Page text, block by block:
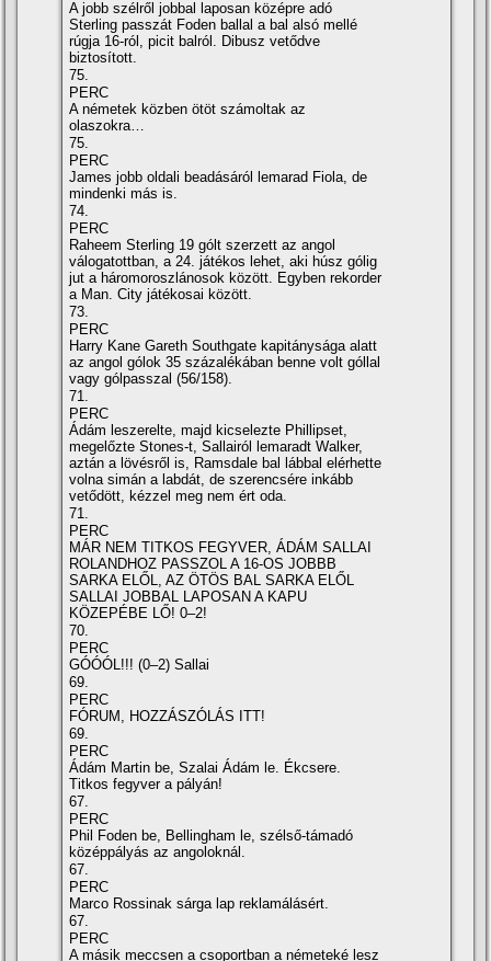
A jobb szélről jobbal laposan középre adó
Sterling passzát Foden ballal a bal alsó mellé
rúgja 16-ról, picit balról. Dibusz vetődve
biztosított.
75.
PERC
A németek közben ötöt számoltak az
olaszokra…
75.
PERC
James jobb oldali beadásáról lemarad Fiola, de
mindenki más is.
74.
PERC
Raheem Sterling 19 gólt szerzett az angol
válogatottban, a 24. játékos lehet, aki húsz gólig
jut a háromoroszlánosok között. Egyben rekorder
a Man. City játékosai között.
73.
PERC
Harry Kane Gareth Southgate kapitánysága alatt
az angol gólok 35 százalékában benne volt góllal
vagy gólpasszal (56/158).
71.
PERC
Ádám leszerelte, majd kicselezte Phillipset,
megelőzte Stones-t, Sallairól lemaradt Walker,
aztán a lövésről is, Ramsdale bal lábbal elérhette
volna simán a labdát, de szerencsére inkább
vetődött, kézzel meg nem ért oda.
71.
PERC
MÁR NEM TITKOS FEGYVER, ÁDÁM SALLAI
ROLANDHOZ PASSZOL A 16-OS JOBBB
SARKA ELŐL, AZ ÖTÖS BAL SARKA ELŐL
SALLAI JOBBAL LAPOSAN A KAPU
KÖZEPÉBE LŐ! 0–2!
70.
PERC
GÓÓÓL!!! (0–2) Sallai
69.
PERC
FÓRUM, HOZZÁSZÓLÁS ITT!
69.
PERC
Ádám Martin be, Szalai Ádám le. Ékcsere.
Titkos fegyver a pályán!
67.
PERC
Phil Foden be, Bellingham le, szélső-támadó
középpályás az angoloknál.
67.
PERC
Marco Rossinak sárga lap reklamálásért.
67.
PERC
A másik meccsen a csoportban a németeké lesz